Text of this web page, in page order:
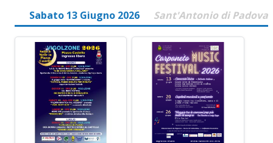
Sabato 13 Giugno 2026 Sant'Antonio di Padova